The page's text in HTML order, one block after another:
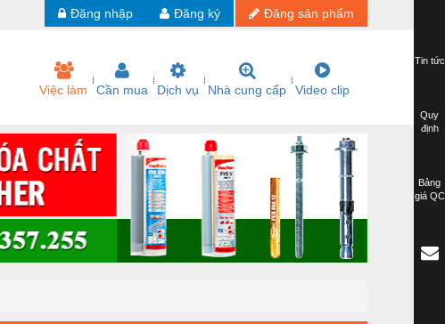
Đăng sản phẩm
Đăng ký
Đăng nhập
Việc làm Cần mua Dịch vụ Nhà cung cấp Video clip
Tin tức
Quy
định
Bảng
giá QC